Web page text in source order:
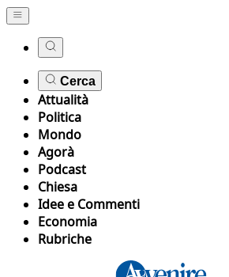
Cerca
Attualità
Politica
Mondo
Agorà
Podcast
Chiesa
Idee e Commenti
Economia
Rubriche